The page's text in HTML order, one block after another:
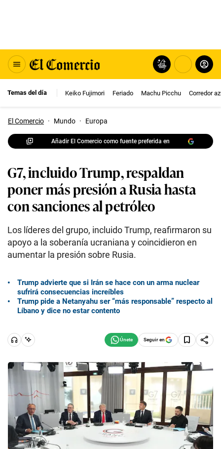
Temas del día Keiko Fujimori Feriado Machu Picchu Corredor
El Comercio · Mundo · Europa
Añadir El Comercio como fuente preferida en
G7, incluido Trump, respaldan
poner más presión a Rusia hasta
con sanciones al petróleo
Los líderes del grupo, incluido Trump, reafirmaron su
apoyo a la soberanía ucraniana y coincidieron en
aumentar la presión sobre Rusia.
Trump advierte que si Irán se hace con un arma nuclear
sufrirá consecuencias increíbles
Trump pide a Netanyahu ser “más responsable” respecto al
Líbano y dice no estar contento
Seguir en